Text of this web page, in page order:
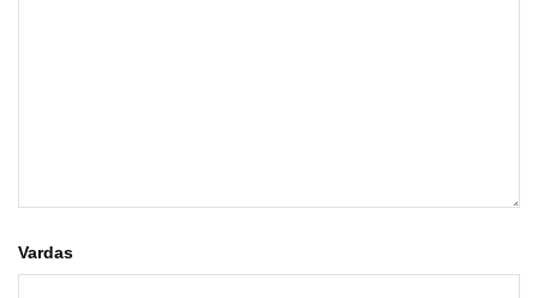
Vardas